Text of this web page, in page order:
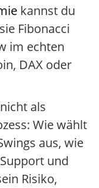
kannst du
Fibonacci
im echten
DAX oder
als
Wie wählt
aus, wie
und
Risiko,